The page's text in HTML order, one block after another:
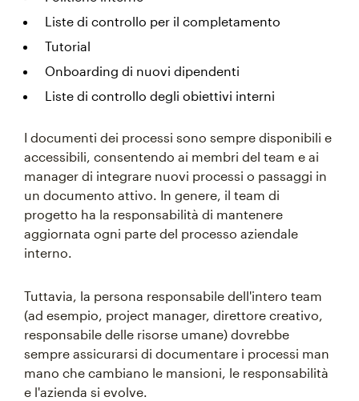
Liste di controllo per il completamento
Tutorial
Onboarding di nuovi dipendenti
Liste di controllo degli obiettivi interni
I documenti dei processi sono sempre disponibili e
accessibili, consentendo ai membri del team e ai
manager di integrare nuovi processi o passaggi in
un documento attivo. In genere, il team di
progetto ha la responsabilità di mantenere
aggiornata ogni parte del processo aziendale
interno.
Tuttavia, la persona responsabile dell'intero team
(ad esempio, project manager, direttore creativo,
responsabile delle risorse umane) dovrebbe
sempre assicurarsi di documentare i processi man
mano che cambiano le mansioni, le responsabilità
e l'azienda si evolve.